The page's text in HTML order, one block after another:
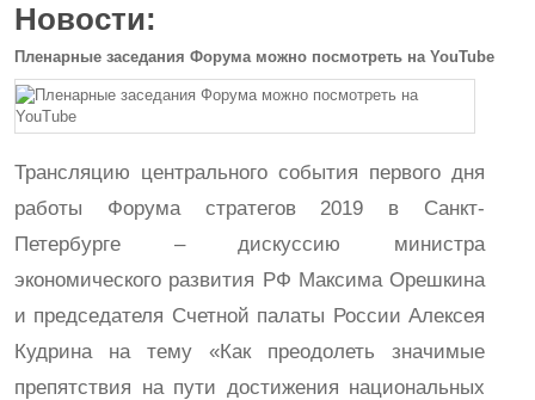
Новости:
Пленарные заседания Форума можно посмотреть на YouTube
Трансляцию центрального события первого дня
работы Форума стратегов 2019 в Санкт-
Петербурге – дискуссию министра
экономического развития РФ Максима Орешкина
и председателя Счетной палаты России Алексея
Кудрина на тему «Как преодолеть значимые
препятствия на пути достижения национальных